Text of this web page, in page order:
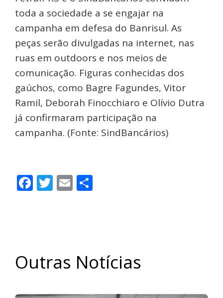
toda a sociedade a se engajar na
campanha em defesa do Banrisul. As
peças serão divulgadas na internet, nas
ruas em outdoors e nos meios de
comunicação. Figuras conhecidas dos
gaúchos, como Bagre Fagundes, Vitor
Ramil, Deborah Finocchiaro e Olívio Dutra
já confirmaram participação na
campanha. (Fonte: SindBancários)
Facebook
Twitter
Email
Outras Notícias